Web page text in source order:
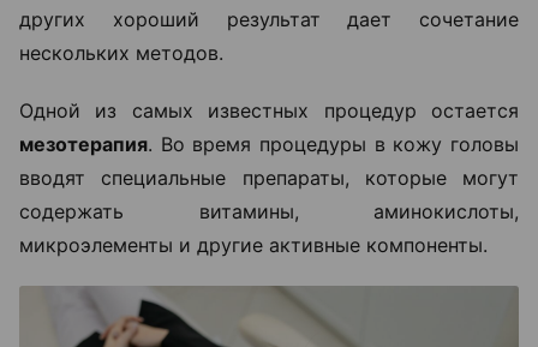
других хороший результат дает сочетание
нескольких методов.
Одной из самых известных процедур остается
мезотерапия. Во время процедуры в кожу головы
вводят специальные препараты, которые могут
содержать витамины, аминокислоты,
микроэлементы и другие активные компоненты.